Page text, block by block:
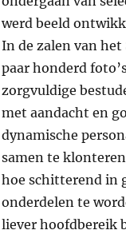
werd beeld
In de zalen van
paar honderd
zorgvuldige
met aandacht en
dynamische
samen te
hoe schitterend in
onderdelen te
liever hoofdbereik